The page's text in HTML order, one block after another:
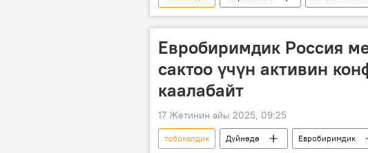
оору
турист
Евробиримдик Россия
сактоо үчүн активин
каалабайт
17 Жетинин айы 2025, 09:25
тобокелдик Дүйнөдө Евробиримдик